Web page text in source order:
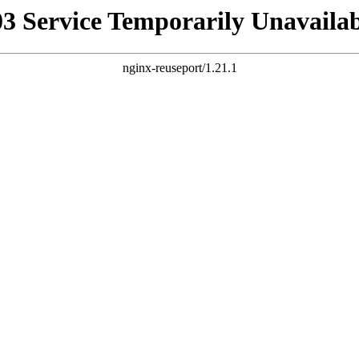
Service Temporarily
nginx-reuseport/1.21.1